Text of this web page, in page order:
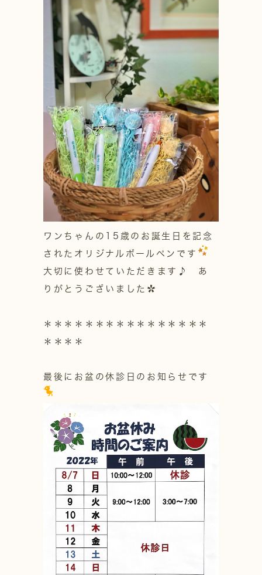
ワンちゃんの15歳のお誕生日を記念
されたオリジナルボールペンです
大切に使わせていただきます♪ あ
りがとうございました✿
＊＊＊＊＊＊＊＊＊＊＊＊＊＊＊＊
＊＊＊＊
最後にお盆の休診日のお知らせです